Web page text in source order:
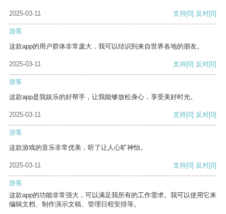
2025-03-11 支持[0] 反对[0]
游客
这款app的用户群体非常庞大，我可以结识到来自世界各地的朋友。
2025-03-11 支持[0] 反对[0]
游客
这款app是我娱乐的好帮手，让我能够放松身心，享受美好时光。
2025-03-11 支持[0] 反对[0]
游客
这款游戏的音乐非常优美，听了让人心旷神怡。
2025-03-11 支持[0] 反对[0]
游客
这款app的功能非常强大，可以满足我所有的工作需求。我可以使用它来
编辑文档、制作演示文稿、管理日程安排等。